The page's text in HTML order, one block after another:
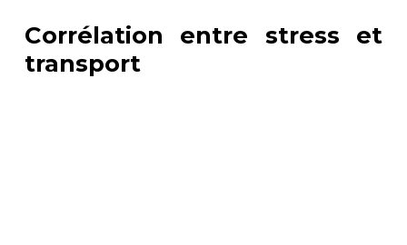
Corrélation entre stress et
transport